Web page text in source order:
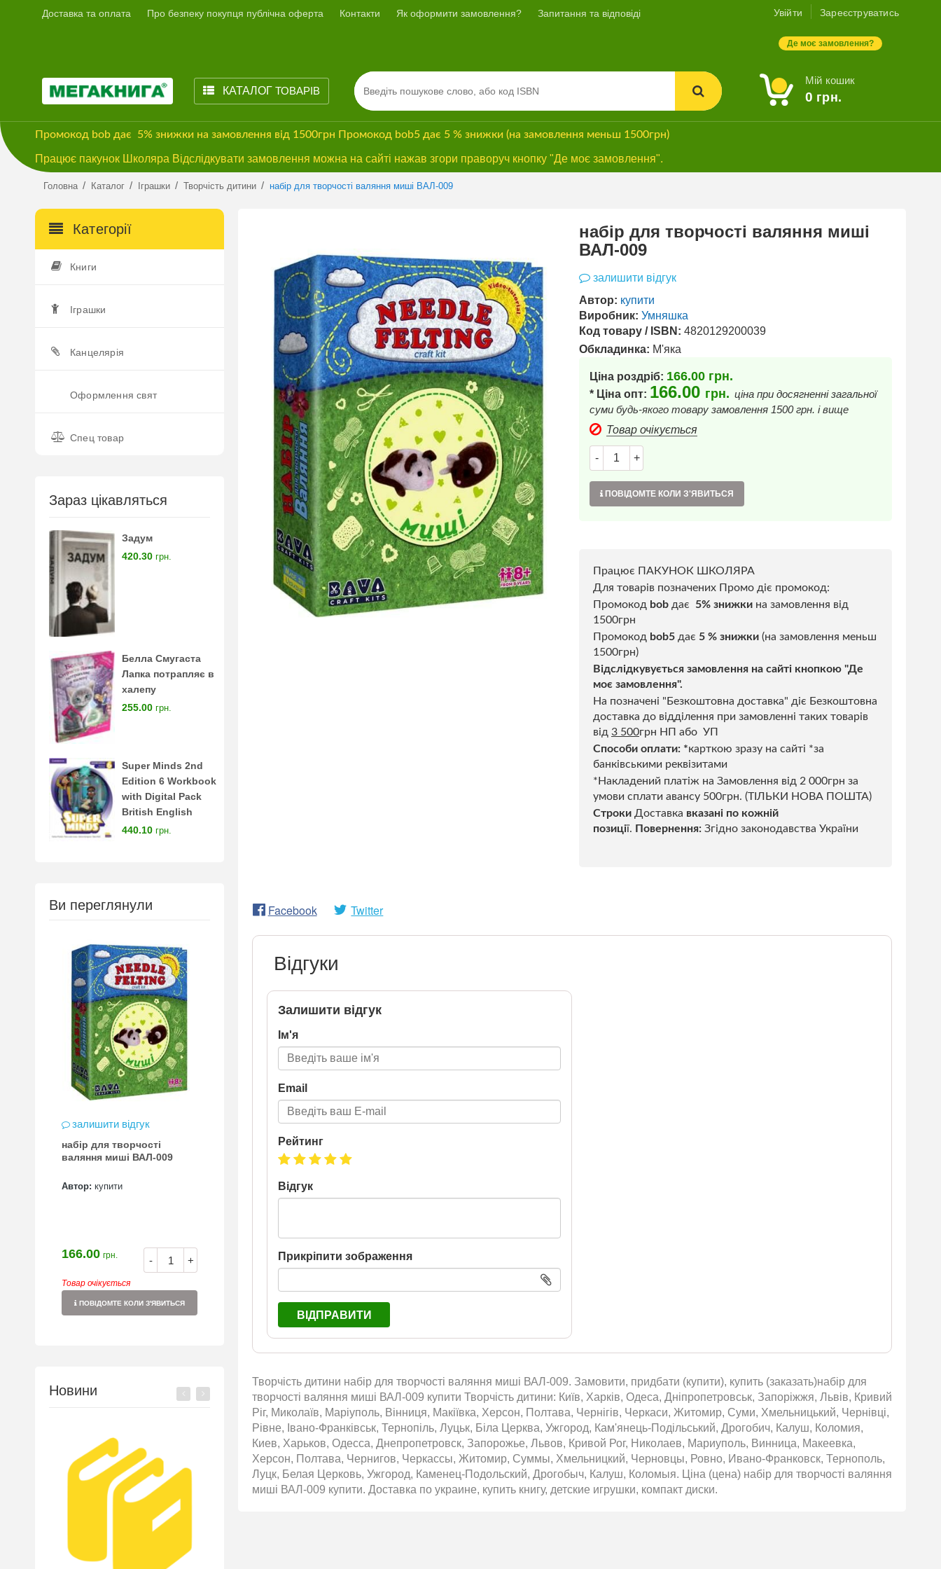
Доставка та оплата Про безпеку покупця публічна оферта Контакти Як оформити замовлення? Запитання та відповіді Увійти Зареєструватись
Де моє замовлення?
КАТАЛОГТОВАРІВ
Мій кошик
0 грн.
Промокод bob дає 5% знижки на замовлення від 1500грн Промокод bob5 дає 5 % знижки (на замовлення меньш 1500грн)
Працює пакунок Школяра Відслідкувати замовлення можна на сайті нажав згори праворуч кнопку "Де моє замовлення".
Головна / Каталог / Іграшки / Творчість дитини / набір для творчості валяння миші ВАЛ-009
Категорії
Книги
Іграшки
Канцелярія
Оформлення свят
Спец товар
Зараз цікавляться
Задум
420.30 грн.
Белла Смугаста
Лапка потрапляє в
халепу
255.00 грн.
Super Minds 2nd
Edition 6 Workbook
with Digital Pack
British English
440.10 грн.
Ви переглянули
залишити відгук
набір для творчості
валяння миші ВАЛ-009
Автор: купити
- +
166.00 грн.
Товар очікується
ПОВІДОМТЕ КОЛИ З'ЯВИТЬСЯ
Новини
набір для творчості валяння миші
ВАЛ-009
залишити відгук
Автор: купити
Виробник: Умняшка
Код товару / ISBN: 4820129200039
Обкладинка: М'яка
Ціна роздріб: 166.00 грн.
* Ціна опт: 166.00 грн. ціна при досягненні загальної
суми будь-якого товару замовлення 1500 грн. і вище
Товар очікується
- +
ПОВІДОМТЕ КОЛИ З'ЯВИТЬСЯ
Працює ПАКУНОК ШКОЛЯРА
Для товарів позначених Промо діє промокод:
Промокод bob дає 5% знижки на замовлення від
1500грн
Промокод bob5 дає 5 % знижки (на замовлення меньш
1500грн)
Відслідкувується замовлення на сайті кнопкою "Де
моє замовлення".
На позначені "Безкоштовна доставка" діє Безкоштовна
доставка до відділення при замовленні таких товарів
від 3 500грн НП або УП
Способи оплати: *карткою зразу на сайті *за
банківськими реквізитами
*Накладений платіж на Замовлення від 2 000грн за
умови сплати авансу 500грн. (ТІЛЬКИ НОВА ПОШТА)
Строки Доставка вказані по кожній
позиції. Повернення: Згідно законодавства України
Facebook Twitter
Відгуки
Залишити відгук
Ім'я
Email
Рейтинг
Відгук
Прикріпити зображення
ВІДПРАВИТИ
Творчість дитини набір для творчості валяння миші ВАЛ-009. Замовити, придбати (купити), купить (заказать)набір для
творчості валяння миші ВАЛ-009 купити Творчість дитини: Київ, Харків, Одеса, Дніпропетровськ, Запоріжжя, Львів, Кривий
Ріг, Миколаїв, Маріуполь, Вінниця, Макіївка, Херсон, Полтава, Чернігів, Черкаси, Житомир, Суми, Хмельницький, Чернівці,
Рівне, Івано-Франківськ, Тернопіль, Луцьк, Біла Церква, Ужгород, Кам'янець-Подільський, Дрогобич, Калуш, Коломия,
Киев, Харьков, Одесса, Днепропетровск, Запорожье, Львов, Кривой Рог, Николаев, Мариуполь, Винница, Макеевка,
Херсон, Полтава, Чернигов, Черкассы, Житомир, Суммы, Хмельницкий, Черновцы, Ровно, Ивано-Франковск, Тернополь,
Луцк, Белая Церковь, Ужгород, Каменец-Подольский, Дрогобыч, Калуш, Коломыя. Ціна (цена) набір для творчості валяння
миші ВАЛ-009 купити. Доставка по украине, купить книгу, детские игрушки, компакт диски.